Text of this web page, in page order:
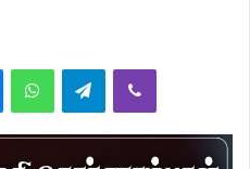
MessengerWhatsAppTelegramViber